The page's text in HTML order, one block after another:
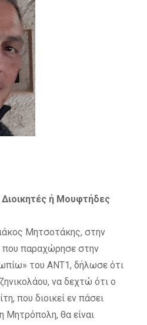
ή Μουφτήδες
Μητσοτάκης, στην
που παραχώρησε στην
του ΑΝΤ1, δήλωσε ότι
να δεχτώ ότι ο
που διοικείεν πάσει
Μητρόπολη, θα είναι